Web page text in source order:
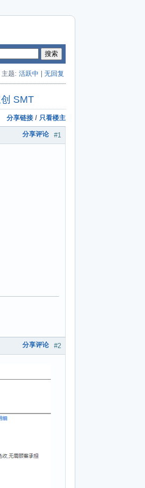
搜索
主题: 活跃中 无回复
SMT
分享链接 / 只看楼主
#1
分享评论
#2
分享评论